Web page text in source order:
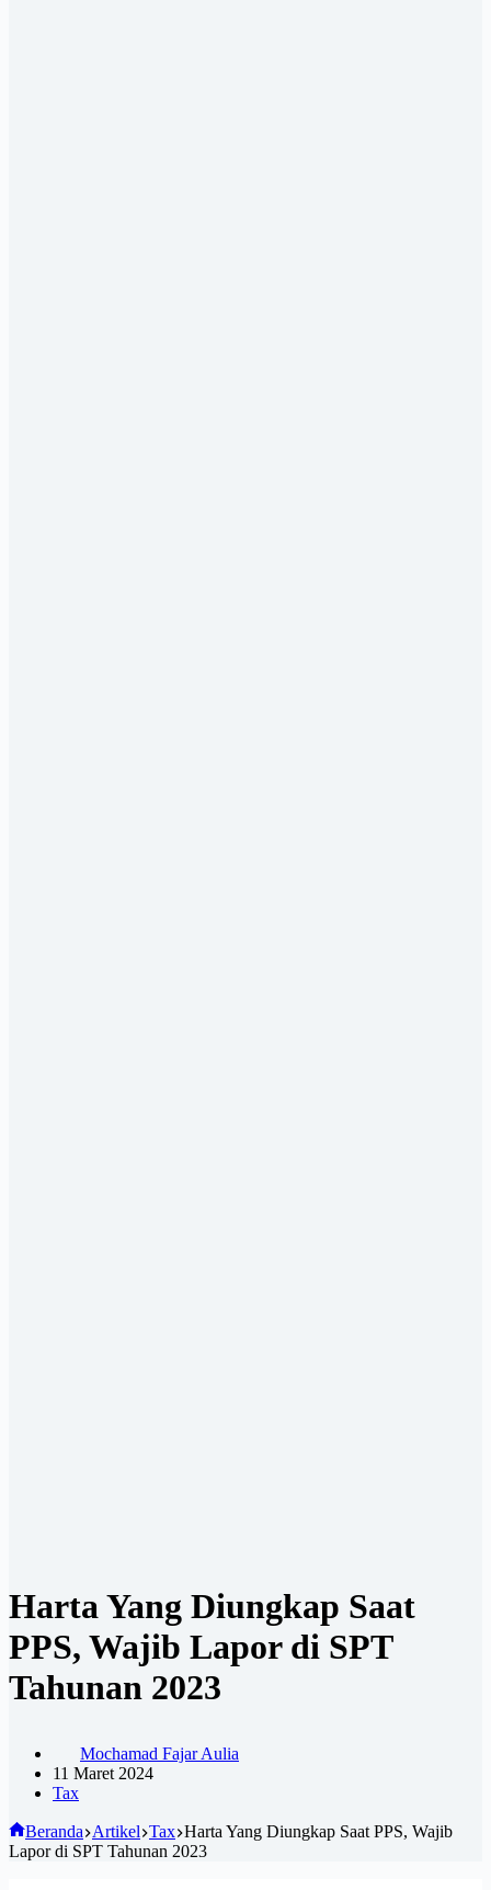
Harta Yang Diungkap Saat
PPS, Wajib Lapor di SPT
Tahunan 2023
Mochamad Fajar Aulia
11 Maret 2024
Tax
Beranda Artikel Tax Harta Yang Diungkap Saat PPS, Wajib
Lapor di SPT Tahunan 2023